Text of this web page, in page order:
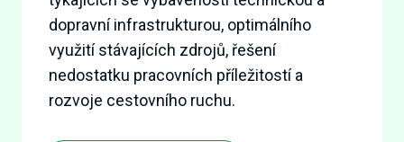
dopravní infrastrukturou, optimálního
využití stávajících zdrojů, řešení
nedostatku pracovních příležitostí a
rozvoje cestovního ruchu.